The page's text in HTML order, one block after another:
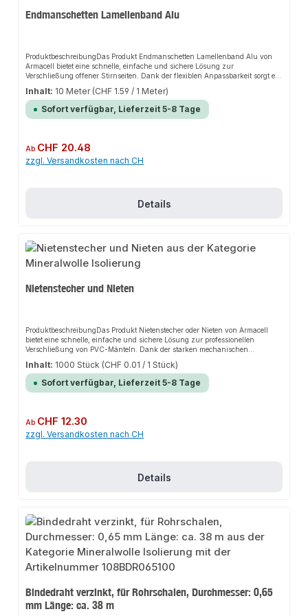
Endmanschetten Lamellenband Alu
ProduktbeschreibungDas Produkt Endmanschetten Lamellenband Alu von
Armacell bietet eine schnelle, einfache und sichere Lösung zur
Verschließung offener Stirnseiten. Dank der flexiblen Anpassbarkeit sorgt es
für perfekten Halt und passt sich flexibel an verschiedene Isolierstärken an.
Das robuste Design und die einfache Montage machen dieses Produkt zu
einer zuverlässigen Wahl für jede Installation.EigenschaftenLeichte und
einfache Verarbeitung ohne SpezialkenntnisseFlexibel an jeden
von verschiedenen IsolierstärkenAnwendungsbereicheVerschließung offener
Stirnseiten an Wänden, Armaturen und PumpenAbschluss beim Übergang
von verschiedenen IsolierstärkenProduktdatenMaterial: AluminiumFlexibel
Inhalt: 10 Meter (CHF 1.59 / 1 Meter)
Sofort verfügbar, Lieferzeit 5-8 Tage
Regulärer Preis:
Ab CHF 20.48
zzgl. Versandkosten nach CH
Details
Nietenstecher und Nieten
ProduktbeschreibungDas Produkt Nietenstecher oder Nieten von Armacell
bietet eine schnelle, einfache und sichere Lösung zur professionellen
Verschließung von PVC-Mänteln. Dank der starken mechanischen
Belastbarkeit sorgt es für perfekten Halt und passt sich flexibel an
verschiedene Isolierungsanforderungen an. Das robuste Design und die
einfache Montage machen dieses Produkt zu einer zuverlässigen Wahl für
jede Installation.EigenschaftenLeichte und einfache Verarbeitung ohne
NieteZusätzliche Verklebung für dampfdichte Hülle
erforderlichAnwendungsbereicheVerschließen von PVC-Mänteln der
IsolierungenMechanische Sicherung von
Inhalt: 1000 Stück (CHF 0.01 / 1 Stück)
Sofort verfügbar, Lieferzeit 5-8 Tage
Regulärer Preis:
Ab CHF 12.30
zzgl. Versandkosten nach CH
Details
Bindedraht verzinkt, für Rohrschalen, Durchmesser: 0,65
mm Länge: ca. 38 m